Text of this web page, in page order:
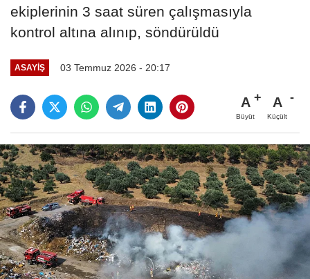
ekiplerinin 3 saat süren çalışmasıyla
kontrol altına alınıp, söndürüldü
ASAYIŞ 03 Temmuz 2026 - 20:17
A
Büyüt
A
Küçült